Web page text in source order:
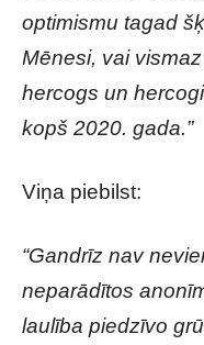
optimismu tagad
Mēnesi, vai
hercogs un
kopš 2020. gada.”
Viņa piebilst:
“Gandrīz nav
neparādītos
laulība piedzīvo